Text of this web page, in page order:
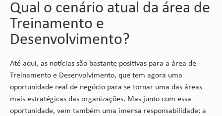
Qual o cenário atual da área de
Treinamento e
Desenvolvimento?
Até aqui, as notícias são bastante positivas para a área de
Treinamento e Desenvolvimento, que tem agora uma
oportunidade real de negócio para se tornar uma das áreas
mais estratégicas das organizações. Mas junto com essa
oportunidade, vem também uma imensa responsabilidade: a